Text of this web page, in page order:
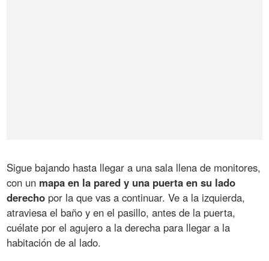
Sigue bajando hasta llegar a una sala llena de monitores,
con un mapa en la pared y una puerta en su lado
derecho por la que vas a continuar. Ve a la izquierda,
atraviesa el baño y en el pasillo, antes de la puerta,
cuélate por el agujero a la derecha para llegar a la
habitación de al lado.